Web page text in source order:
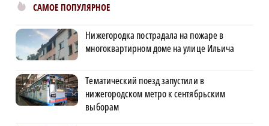
САМОЕ ПОПУЛЯРНОЕ
Нижегородка пострадала на пожаре в
многоквартирном доме на улице Ильича
Тематический поезд запустили в
нижегородском метро к сентябрьским
выборам